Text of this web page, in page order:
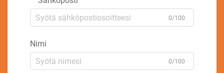
0/100
Nimi
0/100